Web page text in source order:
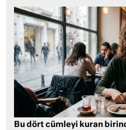
Bu dört cümleyi kuran